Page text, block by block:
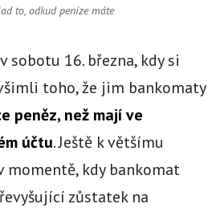
to, odkud peníze máte
sobotu 16. března, kdy si
toho, že jim bankomaty
peněz, než mají ve
účtu. Ještě k většímu
momentě, kdy bankomat
zůstatek na